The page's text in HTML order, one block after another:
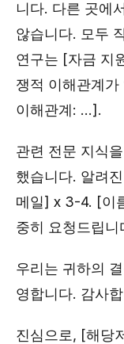
니다. 다른 곳에
않습니다. 모두
연구는 [자금 지
쟁적 이해관계
이해관계: ...].
관련 전문 지식
했습니다. 알려
메일] x 3-4. [이
중히 요청드립
우리는 귀하의
영합니다. 감사
진심으로, [해당